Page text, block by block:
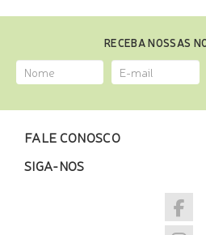
RECEBA NOSSAS
FALE CONOSCO
SIGA-NOS